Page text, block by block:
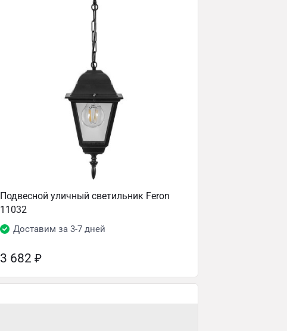
Подвесной уличный светильник Feron
11032
Доставим за 3-7 дней
3 682 ₽